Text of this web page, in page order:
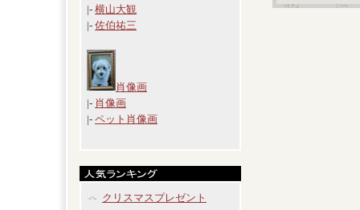
|- 横山大観
|- 佐伯祐三
肖像画
|- 肖像画
|- ペット肖像画
クリスマスプレゼント